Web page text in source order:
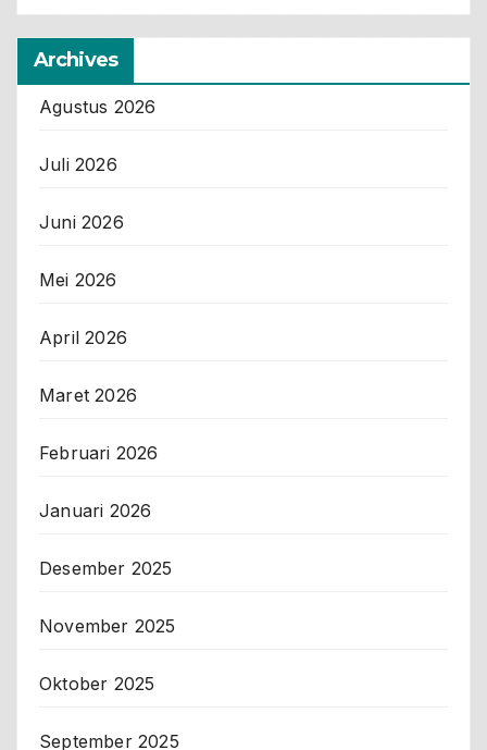
Archives
Agustus 2026
Juli 2026
Juni 2026
Mei 2026
April 2026
Maret 2026
Februari 2026
Januari 2026
Desember 2025
November 2025
Oktober 2025
September 2025